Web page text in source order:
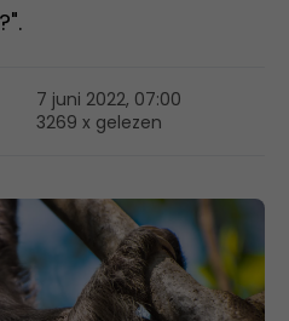
7 juni 2022, 07:00
3269 x gelezen